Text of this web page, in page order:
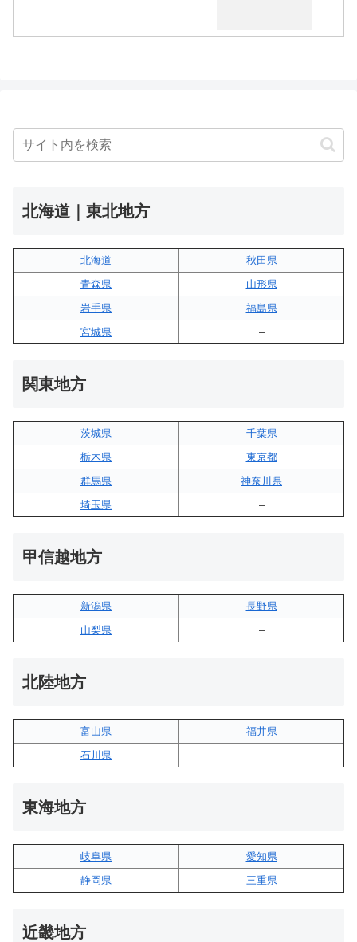
北海道｜東北地方
北海道
秋田県
青森県
山形県
岩手県
福島県
宮城県
–
関東地方
茨城県
千葉県
栃木県
東京都
群馬県
神奈川県
埼玉県
–
甲信越地方
新潟県
長野県
山梨県
–
北陸地方
富山県
福井県
石川県
–
東海地方
岐阜県
愛知県
静岡県
三重県
近畿地方